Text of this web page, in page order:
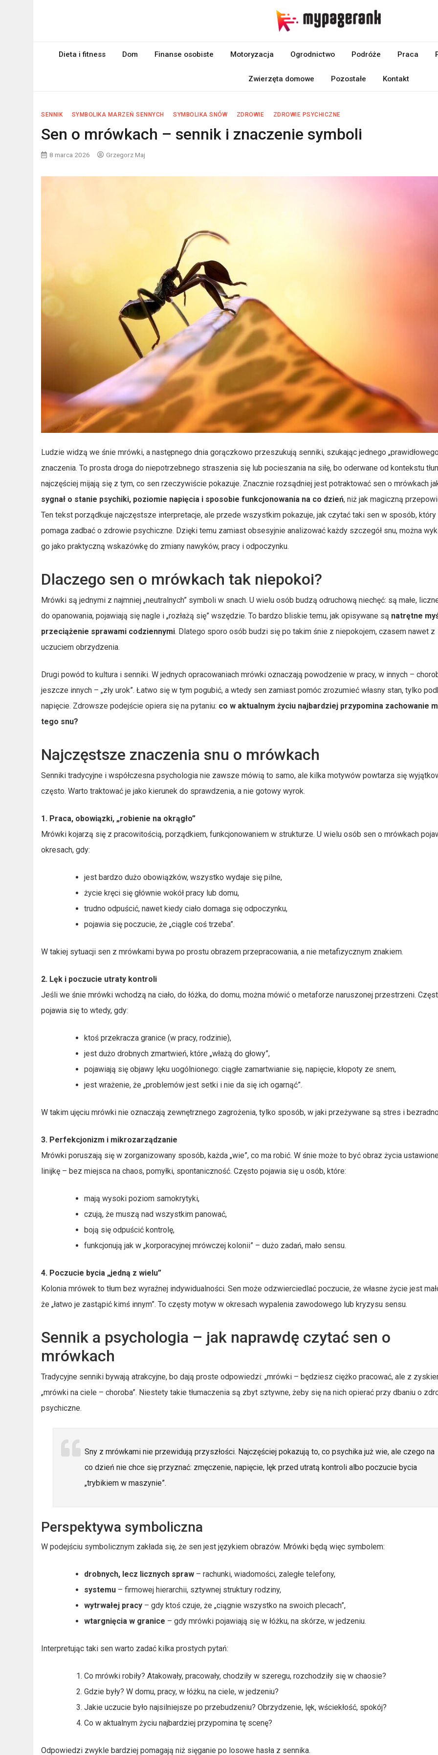
myPageRank.pl
Dieta i fitness Dom Finanse osobiste Motoryzacja Ogrodnictwo Podróże Praca
Zwierzęta domowe Pozostałe Kontakt
SENNIK SYMBOLIKA MARZEŃ SENNYCH SYMBOLIKA SNÓW ZDROWIE ZDROWIE PSYCHICZNE
Sen o mrówkach – sennik i znaczenie symboli
8 marca 2026 Grzegorz Maj
Ludzie widzą we śnie mrówki, a następnego dnia gorączkowo przeszukują senniki, szukając jednego
znaczenia. To prosta droga do niepotrzebnego straszenia się lub pocieszania na siłę, bo oderwane od kontekstu
najczęściej mijają się z tym, co sen rzeczywiście pokazuje. Znacznie rozsądniej jest potraktować sen o mrówkach
sygnał o stanie psychiki, poziomie napięcia i sposobie funkcjonowania na co dzień, niż jak magiczną
Ten tekst porządkuje najczęstsze interpretacje, ale przede wszystkim pokazuje, jak czytać taki sen w sposób, który
pomaga zadbać o zdrowie psychiczne. Dzięki temu zamiast obsesyjnie analizować każdy szczegół snu, można
go jako praktyczną wskazówkę do zmiany nawyków, pracy i odpoczynku.
Dlaczego sen o mrówkach tak niepokoi?
Mrówki są jednymi z najmniej „neutralnych” symboli w snach. U wielu osób budzą odruchową niechęć: są małe,
do opanowania, pojawiają się nagle i „rozłażą się” wszędzie. To bardzo bliskie temu, jak opisywane są natrętne
przeciążenie sprawami codziennymi. Dlatego sporo osób budzi się po takim śnie z niepokojem, czasem nawet z
uczuciem obrzydzenia.
Drugi powód to kultura i senniki. W jednych opracowaniach mrówki oznaczają powodzenie w pracy, w innych –
jeszcze innych – „zły urok”. Łatwo się w tym pogubić, a wtedy sen zamiast pomóc zrozumieć własny stan, tylko
napięcie. Zdrowsze podejście opiera się na pytaniu: co w aktualnym życiu najbardziej przypomina zachowanie
tego snu?
Najczęstsze znaczenia snu o mrówkach
Senniki tradycyjne i współczesna psychologia nie zawsze mówią to samo, ale kilka motywów powtarza się
często. Warto traktować je jako kierunek do sprawdzenia, a nie gotowy wyrok.
1. Praca, obowiązki, „robienie na okrągło”
Mrówki kojarzą się z pracowitością, porządkiem, funkcjonowaniem w strukturze. U wielu osób sen o mrówkach
okresach, gdy:
jest bardzo dużo obowiązków, wszystko wydaje się pilne,
życie kręci się głównie wokół pracy lub domu,
trudno odpuścić, nawet kiedy ciało domaga się odpoczynku,
pojawia się poczucie, że „ciągle coś trzeba”.
W takiej sytuacji sen z mrówkami bywa po prostu obrazem przepracowania, a nie metafizycznym znakiem.
2. Lęk i poczucie utraty kontroli
Jeśli we śnie mrówki wchodzą na ciało, do łóżka, do domu, można mówić o metaforze naruszonej przestrzeni.
pojawia się to wtedy, gdy:
ktoś przekracza granice (w pracy, rodzinie),
jest dużo drobnych zmartwień, które „włażą do głowy”,
pojawiają się objawy lęku uogólnionego: ciągłe zamartwianie się, napięcie, kłopoty ze snem,
jest wrażenie, że „problemów jest setki i nie da się ich ogarnąć”.
W takim ujęciu mrówki nie oznaczają zewnętrznego zagrożenia, tylko sposób, w jaki przeżywane są stres i
3. Perfekcjonizm i mikrozarządzanie
Mrówki poruszają się w zorganizowany sposób, każda „wie”, co ma robić. W śnie może to być obraz życia
linijkę – bez miejsca na chaos, pomyłki, spontaniczność. Często pojawia się u osób, które:
mają wysoki poziom samokrytyki,
czują, że muszą nad wszystkim panować,
boją się odpuścić kontrolę,
funkcjonują jak w „korporacyjnej mrówczej kolonii” – dużo zadań, mało sensu.
4. Poczucie bycia „jedną z wielu”
Kolonia mrówek to tłum bez wyraźnej indywidualności. Sen może odzwierciedlać poczucie, że własne życie jest
że „łatwo je zastąpić kimś innym”. To częsty motyw w okresach wypalenia zawodowego lub kryzysu sensu.
Sennik a psychologia – jak naprawdę czytać sen o
mrówkach
Tradycyjne senniki bywają atrakcyjne, bo dają proste odpowiedzi: „mrówki – będziesz ciężko pracować, ale z
„mrówki na ciele – choroba”. Niestety takie tłumaczenia są zbyt sztywne, żeby się na nich opierać przy dbaniu o
psychiczne.
Sny z mrówkami nie przewidują przyszłości. Najczęściej pokazują to, co psychika już wie, ale czego na
co dzień nie chce się przyznać: zmęczenie, napięcie, lęk przed utratą kontroli albo poczucie bycia
„trybikiem w maszynie”.
Perspektywa symboliczna
W podejściu symbolicznym zakłada się, że sen jest językiem obrazów. Mrówki będą więc symbolem:
drobnych, lecz licznych spraw – rachunki, wiadomości, zaległe telefony,
systemu – firmowej hierarchii, sztywnej struktury rodziny,
wytrwałej pracy – gdy ktoś czuje, że „ciągnie wszystko na swoich plecach”,
wtargnięcia w granice – gdy mrówki pojawiają się w łóżku, na skórze, w jedzeniu.
Interpretując taki sen warto zadać kilka prostych pytań:
Co mrówki robiły? Atakowały, pracowały, chodziły w szeregu, rozchodziły się w chaosie?
Gdzie były? W domu, pracy, w łóżku, na ciele, w jedzeniu?
Jakie uczucie było najsilniejsze po przebudzeniu? Obrzydzenie, lęk, wściekłość, spokój?
Co w aktualnym życiu najbardziej przypomina tę scenę?
Odpowiedzi zwykle bardziej pomagają niż sięganie po losowe hasła z sennika.